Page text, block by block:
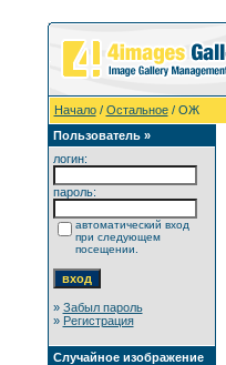
Начало/ Остальное/ ОЖ
Пользователь »
логин:
пароль:
автоматический вход
при следующем
посещении.
» Забыл пароль
» Регистрация
Случайное изображение